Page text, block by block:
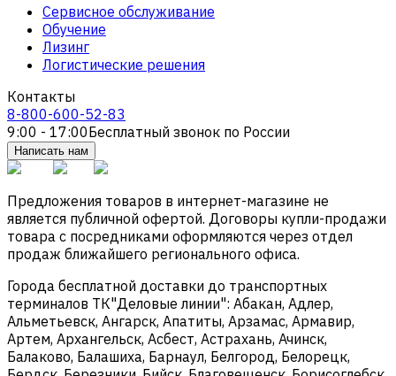
Сервисное обслуживание
Обучение
Лизинг
Логистические решения
Контакты
8-800-600-52-83
9:00 - 17:00Бесплатный звонок по России
Написать нам
Предложения товаров в интернет-магазине не
является публичной офертой. Договоры купли-продажи
товара с посредниками оформляются через отдел
продаж ближайшего регионального офиса.
Города бесплатной доставки до транспортных
терминалов ТК"Деловые линии": Абакан, Адлер,
Альметьевск, Ангарск, Апатиты, Арзамас, Армавир,
Артем, Архангельск, Асбест, Астрахань, Ачинск,
Балаково, Балашиха, Барнаул, Белгород, Белорецк,